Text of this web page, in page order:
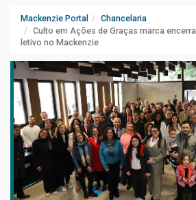
Mackenzie Portal
Chancelaria
Culto em Ações de Graças marca
letivo no Mackenzie